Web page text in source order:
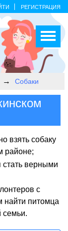
РЕГИСТРАЦИЯ
Собаки
взять собаку
районе;
стать верными
с
найти питомца
семьи.